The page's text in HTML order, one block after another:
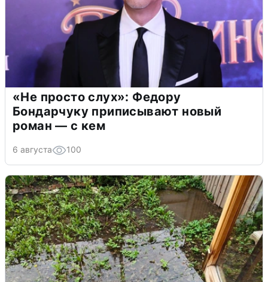
«Не просто слух»: Федору
Бондарчуку приписывают новый
роман — с кем
6 августа 100